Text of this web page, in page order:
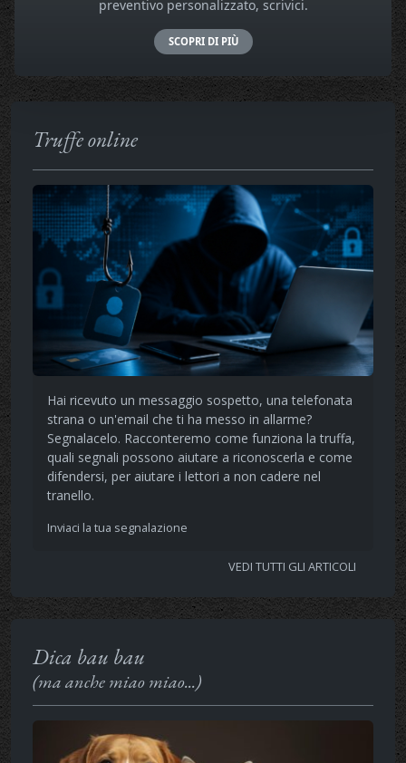
preventivo personalizzato, scrivici.
SCOPRI DI PIÙ
Truffe online
Hai ricevuto un messaggio sospetto, una telefonata
strana o un'email che ti ha messo in allarme?
Segnalacelo. Racconteremo come funziona la truffa,
quali segnali possono aiutare a riconoscerla e come
difendersi, per aiutare i lettori a non cadere nel
tranello.
Inviaci la tua segnalazione
VEDI TUTTI GLI ARTICOLI
Dica bau bau
(ma anche miao miao...)